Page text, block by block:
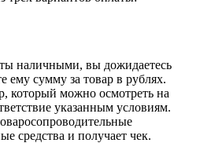
наличными, вы дожидаетесь
ему сумму за товар в рублях.
который можно осмотреть на
указанным условиям.
средства и получает чек.